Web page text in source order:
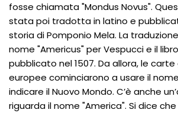
fosse chiamata "Mondus Novus".
stata poi tradotta in latino e
storia di Pomponio Mela. La
nome "Americus" per Vespucci e il
pubblicato nel 1507. Da allora, le
europee cominciarono a usare il
indicare il Nuovo Mondo. C’è anche
riguarda il nome "America". Si dice